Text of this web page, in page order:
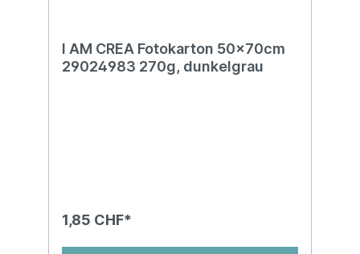
I AM CREA Fotokarton 50x70cm
29024983 270g, dunkelgrau
1,85 CHF*